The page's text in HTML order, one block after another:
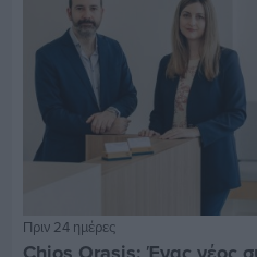
Πριν 24 ημέρες